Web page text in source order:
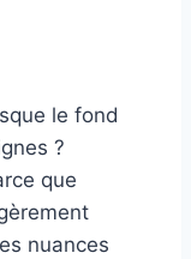
le fond
?
que
nuances